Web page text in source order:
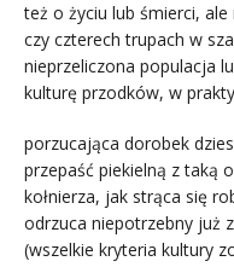
też o życiu lub śmierci,
czy czterech trupach w
nieprzeliczona populacja
kulturę przodków, w
porzucająca dorobek
przepaść piekielną z taką
kołnierza, jak strąca się
odrzuca niepotrzebny już
(wszelkie kryteria kultury